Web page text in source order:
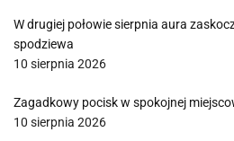
W drugiej połowie sierpnia aura
spodziewa
10 sierpnia 2026
Zagadkowy pocisk w spokojnej
10 sierpnia 2026